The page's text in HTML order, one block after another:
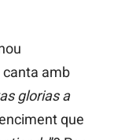
canta amb
glorias a
que